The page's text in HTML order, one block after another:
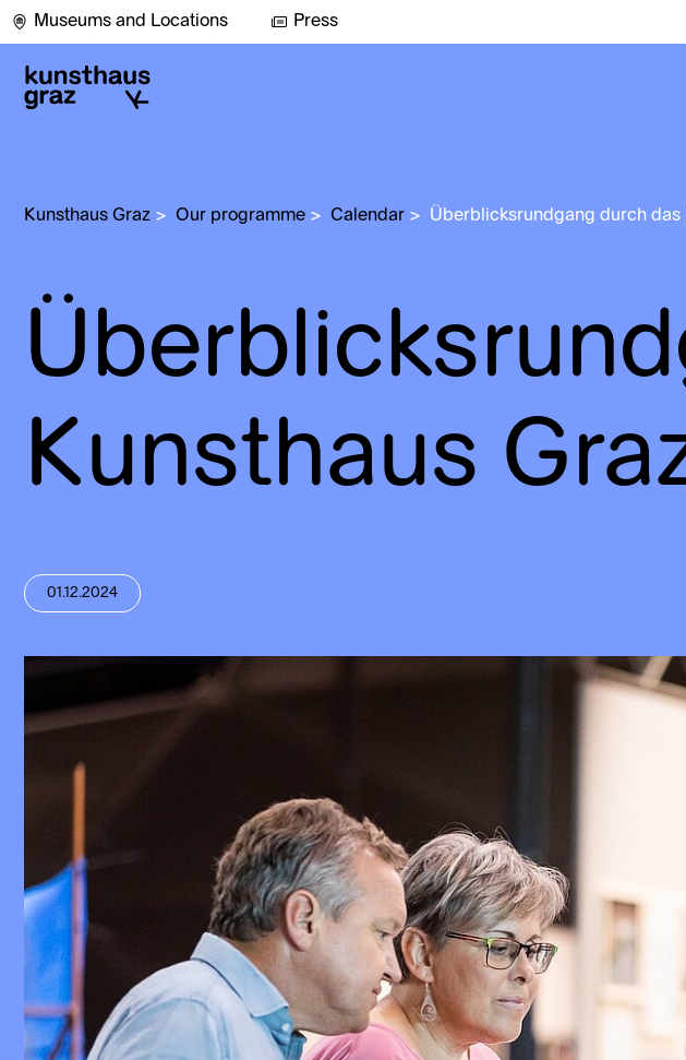
Museums and Locations Press
Kunsthaus Graz > Our programme > Calendar > Überblicksrundgang durch das
Kunsthaus
01.12.2024